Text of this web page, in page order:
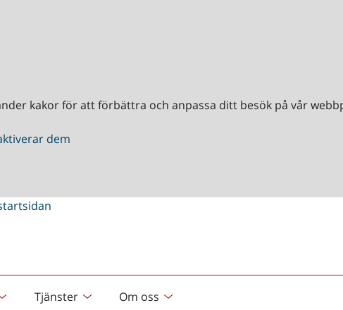
kakor för att förbättra och anpassa ditt besök på vår
dem
Tjänster Om oss